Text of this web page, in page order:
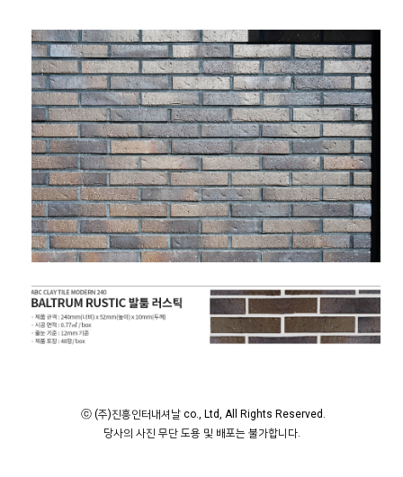
ⓒ (주)진흥인터내셔날 co., Ltd, All Rights Reserved.
당사의 사진 무단 도용 및 배포는 불가합니다.